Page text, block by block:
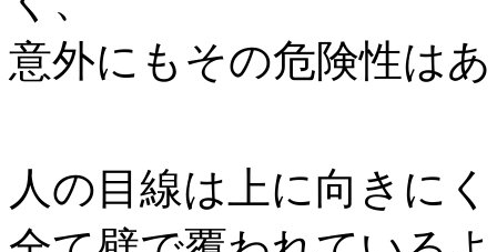
意外にもその危険性は
人の目線は上に向きに